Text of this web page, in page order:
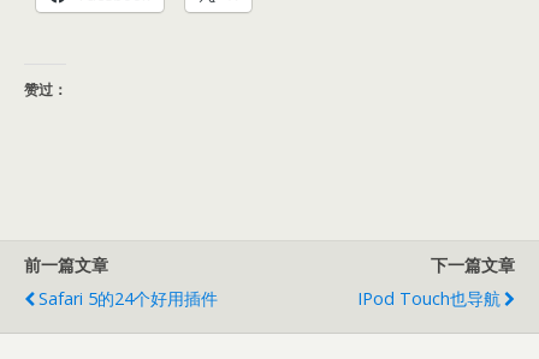
赞过：
前一篇文章
Safari 5的24个好用插件
下一篇文章
IPod Touch也导航